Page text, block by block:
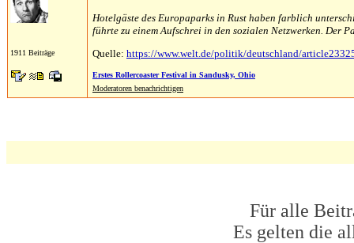
1911 Beiträge
Hotelgäste des Europaparks in Rust haben farblich
führte zu einem Aufschrei in den sozialen Netzwerken. Der
Quelle: https://www.welt.de/politik/deutschland/
Erstes Rollercoaster Festival in Sandusky, Ohio
Moderatoren benachrichtigen
Für alle
Es gelten die